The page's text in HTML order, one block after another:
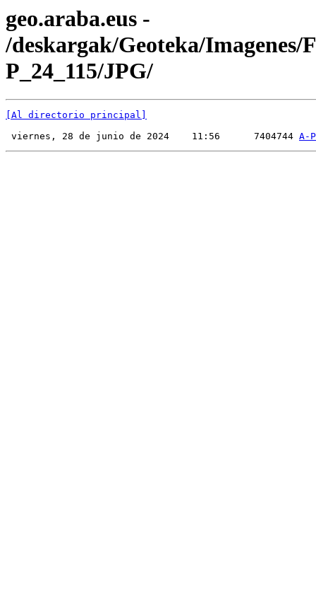
geo.araba.eus -
/deskargak/Geoteka/Imagenes/
P_24_115/JPG/
[Al directorio principal]
viernes, 28 de junio de 2024    11:56      7404744 A-